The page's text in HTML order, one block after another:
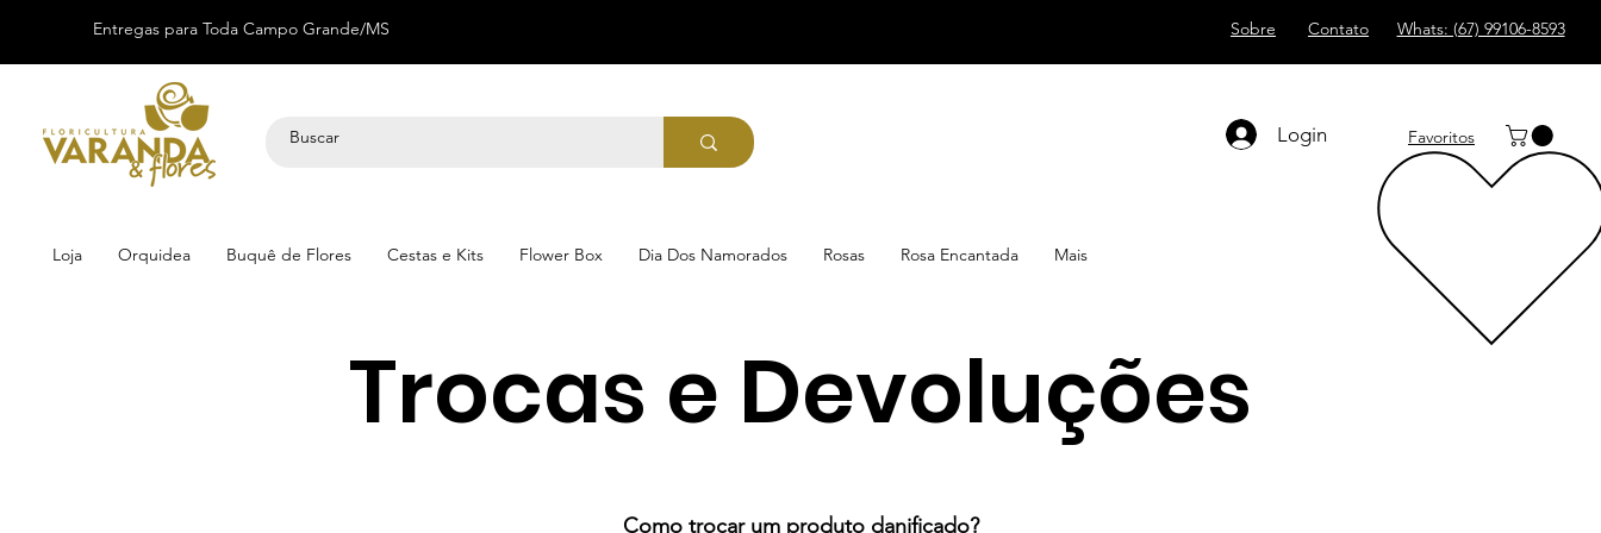
Entregas para Toda Campo Grande/MS Sobre Contato Whats: (67) 99106-8593
Login Favoritos
Loja Orquidea Buquê de Flores Cestas e Kits Flower Box Dia Dos Namorados Rosas Rosa Encantada Mais
Trocas e Devoluções
Como trocar um produto danificado?